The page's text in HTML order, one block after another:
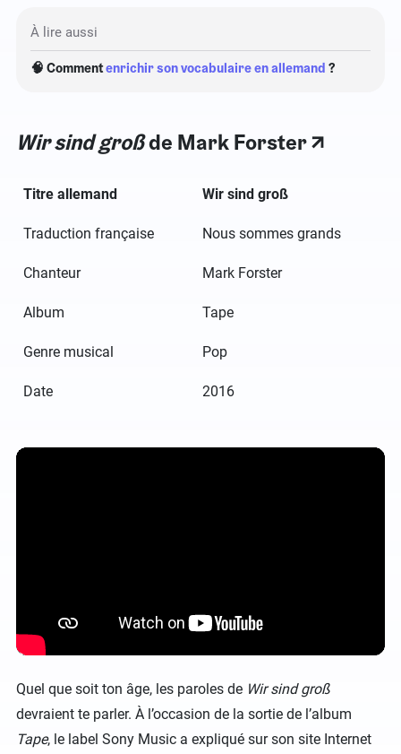
À lire aussi
🧠 Commentenrichir son vocabulaire en allemand ?
Wir sind großde Mark Forster ↗️
Titre allemand Wir sind groß
Traduction française Nous sommes grands
Chanteur Mark Forster
Album Tape
Genre musical Pop
Date 2016
Quel que soit ton âge, les paroles de Wir sind groß
devraient te parler. À l’occasion de la sortie de l’album
Tape, le label Sony Music a expliqué sur son site Internet